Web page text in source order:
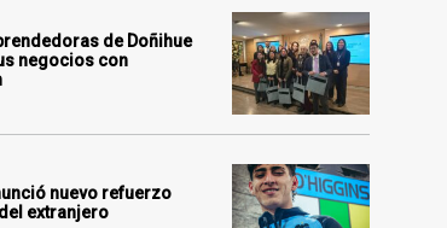
de Doñihue
negocios con
nuevo refuerzo
extranjero